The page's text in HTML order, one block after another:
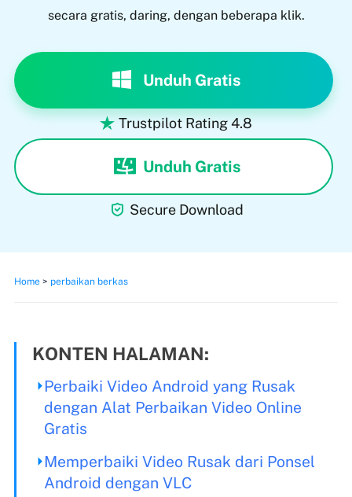
secara gratis, daring, dengan beberapa klik.
Unduh Gratis
 Trustpilot Rating 4.8
Unduh Gratis
 Secure Download
Home> perbaikan berkas
KONTEN HALAMAN:
Perbaiki Video Android yang Rusak
dengan Alat Perbaikan Video Online
Gratis
Memperbaiki Video Rusak dari Ponsel
Android dengan VLC